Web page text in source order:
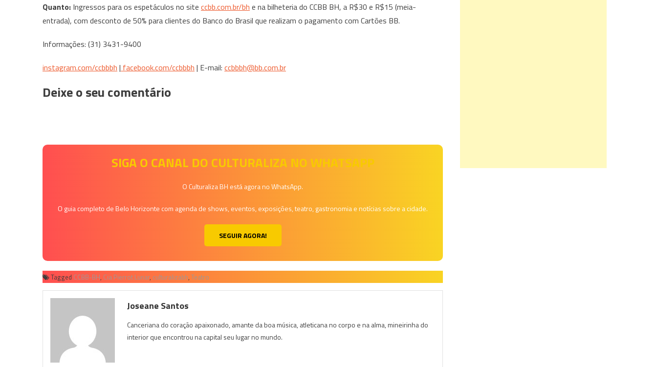
Quanto: Ingressos para os espetáculos no site ccbb.com.br/bh e na bilheteria do CCBB BH, a R$30 e R$15 (meia-
entrada), com desconto de 50% para clientes do Banco do Brasil que realizam o pagamento com Cartões BB.
Informações: (31) 3431-9400
instagram.com/ccbbbh | facebook.com/ccbbbh | E-mail: ccbbbh@bb.com.br
Deixe o seu comentário
SIGA O CANAL DO CULTURALIZA NO WHATSAPP
O Culturaliza BH está agora no WhatsApp.
O guia completo de Belo Horizonte com agenda de shows, eventos, exposições, teatro, gastronomia e notícias sobre a cidade.
SEGUIR AGORA!
Tagged CCBB-BH, Cia Pierrot Lunar, culturalizabh, Teatro
Joseane Santos
Canceriana do coração apaixonado, amante da boa música, atleticana no corpo e na alma, mineirinha do
interior que encontrou na capital seu lugar no mundo.